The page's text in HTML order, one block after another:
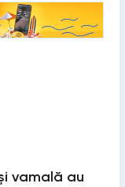
vamală au